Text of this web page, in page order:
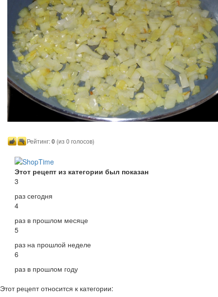
Рейтинг:0 (из 0 голосов)
Этот рецепт из категории был показан
3
раз сегодня
4
раз в прошлом месяце
5
раз на прошлой неделе
6
раз в прошлом году
Этот рецепт относится к категории: